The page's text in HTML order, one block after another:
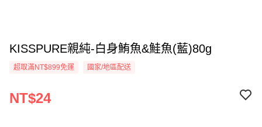
KISSPURE親純-白身鮪魚&鮭魚(藍)80g
超取滿NT$899免運 國家/地區配送
NT$24